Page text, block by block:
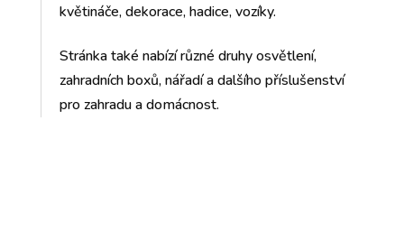
květináče, dekorace, hadice, vozíky.
Stránka také nabízí různé druhy osvětlení,
zahradních boxů, nářadí a dalšího příslušenství
pro zahradu a domácnost.